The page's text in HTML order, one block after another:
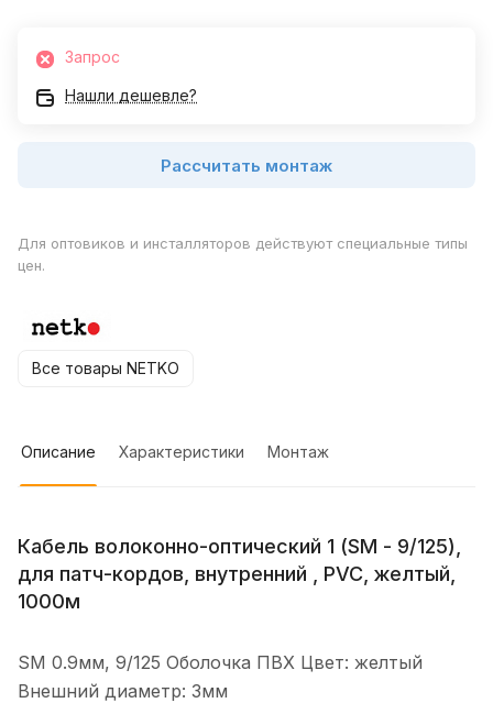
Запрос
Нашли дешевле?
Рассчитать монтаж
Для оптовиков и инсталляторов действуют специальные типы
цен.
Все товары NETKO
Описание Характеристики Монтаж
Кабель волоконно-оптический 1 (SМ - 9/125),
для патч-кордов, внутренний , PVC, желтый,
1000м
SM 0.9мм, 9/125 Оболочка ПВХ Цвет: желтый
Внешний диаметр: 3мм